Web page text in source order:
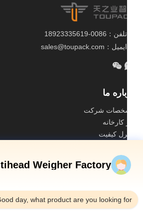
تلفن：0086-18923335619
ایمیل：sales@toupack.com
ما
شرکت
کارخانه
کیفیت
Multihead Weigher Factory
Good day, what product are you looking